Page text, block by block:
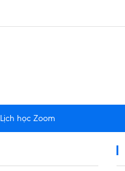
Lịch học Zoom